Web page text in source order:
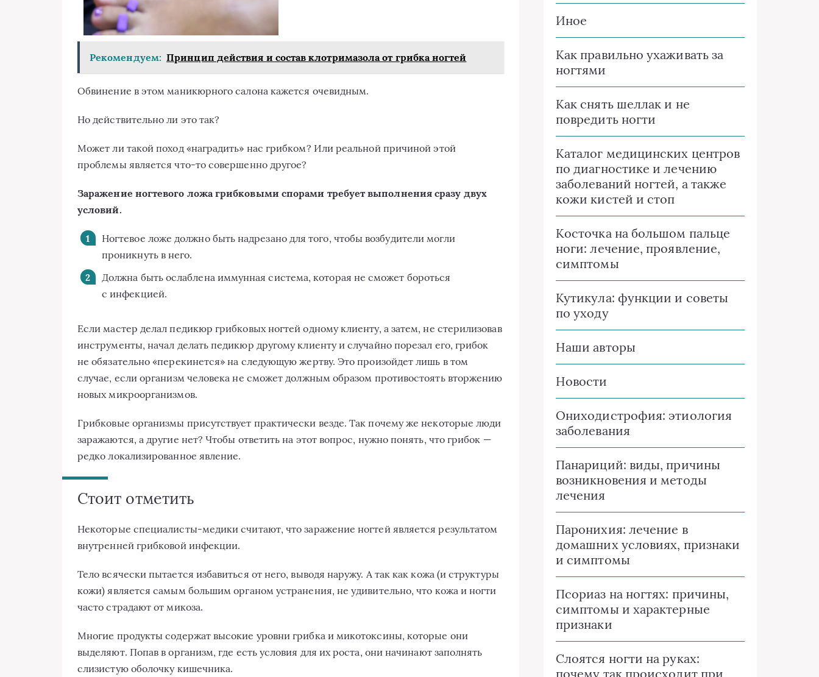
Рекомендуем: Принцип действия и состав клотримазола от грибка ногтей
Обвинение в этом маникюрного салона кажется очевидным.
Но действительно ли это так?
Может ли такой поход «наградить» нас грибком? Или реальной причиной этой
проблемы является что-то совершенно другое?
Заражение ногтевого ложа грибковыми спорами требует выполнения сразу двух
условий.
Ногтевое ложе должно быть надрезано для того, чтобы возбудители могли
проникнуть в него.
Должна быть ослаблена иммунная система, которая не сможет бороться
с инфекцией.
Если мастер делал педикюр грибковых ногтей одному клиенту, а затем, не стерилизовав
инструменты, начал делать педикюр другому клиенту и случайно порезал его, грибок
не обязательно «перекинется» на следующую жертву. Это произойдет лишь в том
случае, если организм человека не сможет должным образом противостоять вторжению
новых микроорганизмов.
Грибковые организмы присутствует практически везде. Так почему же некоторые люди
заражаются, а другие нет? Чтобы ответить на этот вопрос, нужно понять, что грибок —
редко локализированное явление.
Стоит отметить
Некоторые специалисты-медики считают, что заражение ногтей является результатом
внутренней грибковой инфекции.
Тело всячески пытается избавиться от него, выводя наружу. А так как кожа (и структуры
кожи) является самым большим органом устранения, не удивительно, что кожа и ногти
часто страдают от микоза.
Многие продукты содержат высокие уровни грибка и микотоксины, которые они
выделяют. Попав в организм, где есть условия для их роста, они начинают заполнять
слизистую оболочку кишечника.
Иное
Как правильно ухаживать за
ногтями
Как снять шеллак и не
повредить ногти
Каталог медицинских центров
по диагностике и лечению
заболеваний ногтей, а также
кожи кистей и стоп
Косточка на большом пальце
ноги: лечение, проявление,
симптомы
Кутикула: функции и советы
по уходу
Наши авторы
Новости
Ониходистрофия: этиология
заболевания
Панариций: виды, причины
возникновения и методы
лечения
Паронихия: лечение в
домашних условиях, признаки
и симптомы
Псориаз на ногтях: причины,
симптомы и характерные
признаки
Слоятся ногти на руках:
почему так происходит при